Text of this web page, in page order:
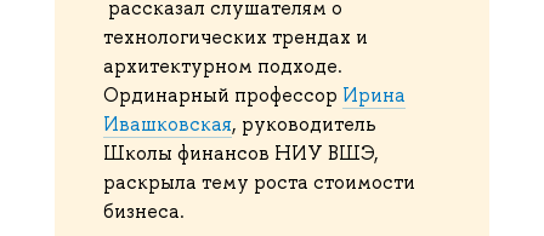
рассказал слушателям о
технологических трендах и
архитектурном подходе.
Ординарный профессор Ирина
Ивашковская, руководитель
Школы финансов НИУ ВШЭ,
раскрыла тему роста стоимости
бизнеса.